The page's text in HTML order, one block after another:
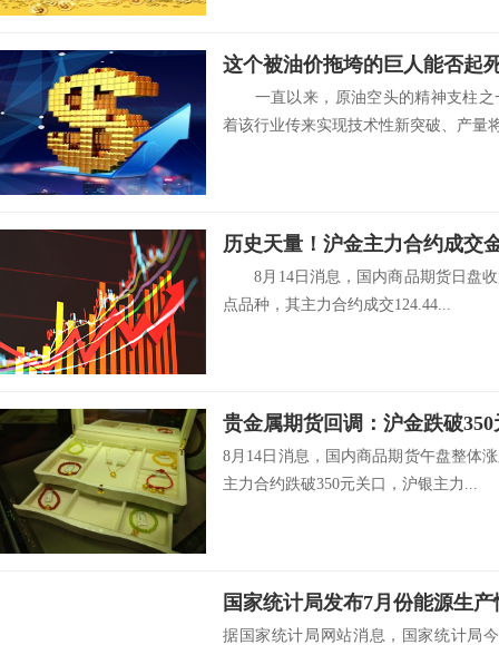
这个被油价拖垮的巨人能否起
一直以来，原油空头的精神支柱之
着该行业传来实现技术性新突破、产量
历史天量！沪金主力合约成交
8月14日消息，国内商品期货日盘收
点品种，其主力合约成交124.44...
贵金属期货回调：沪金跌破
8月14日消息，国内商品期货午盘整体
主力合约跌破350元关口，沪银主力...
国家统计局发布7月份能源生
据国家统计局网站消息，国家统计局